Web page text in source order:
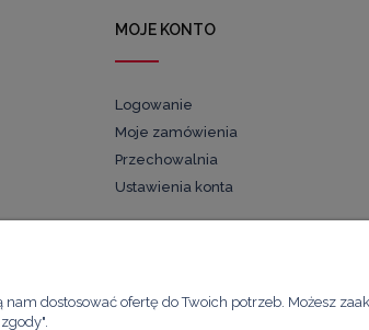
MOJE KONTO
Logowanie
Moje zamówienia
Przechowalnia
Ustawienia konta
W. Bunia i Spółka, Spółka Jawna
ul. Skierniewicka 21/8A
dostosować ofertę do Twoich potrzeb. Możesz